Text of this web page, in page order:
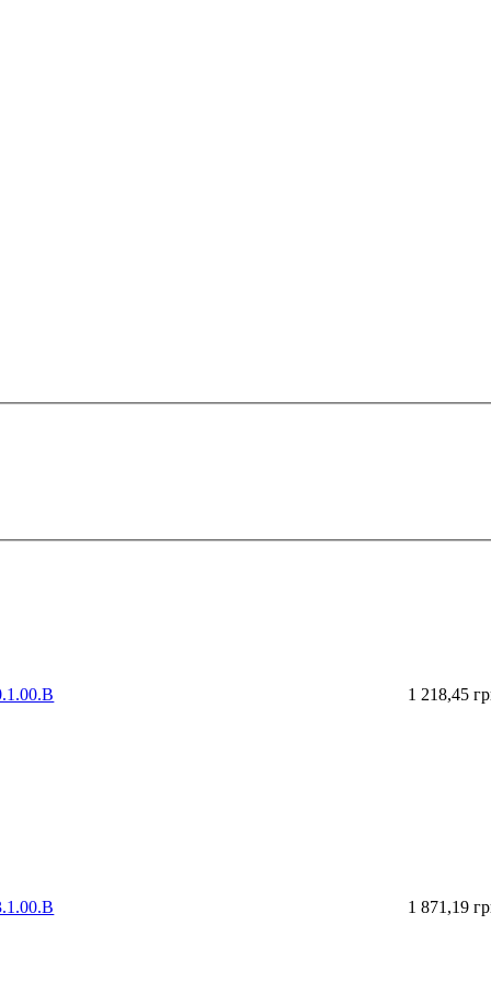
1 218,45
1 871,19